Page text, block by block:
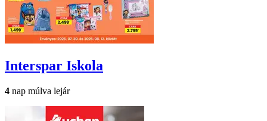
Interspar Iskola
4 nap múlva lejár